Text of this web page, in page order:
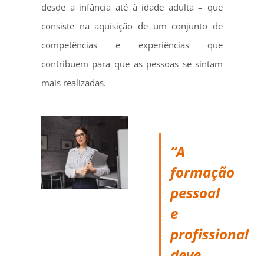
desde a infância até à idade adulta – que
consiste na aquisição de um conjunto de
competências e experiências que
contribuem para que as pessoas se sintam
mais realizadas.
“A
formação
pessoal
e
profissional